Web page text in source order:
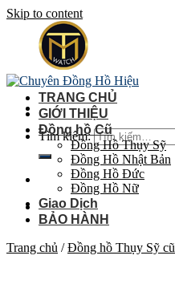
Skip to content
Tìm kiếm:
TRANG CHỦ
GIỚI THIỆU
Đồng hồ Cũ
Đồng Hồ Thụy Sỹ
Đồng Hồ Nhật Bản
Đồng Hồ Đức
Đồng Hồ Nữ
Giao Dịch
BẢO HÀNH
Trang chủ / Đồng hồ Thụy Sỹ cũ